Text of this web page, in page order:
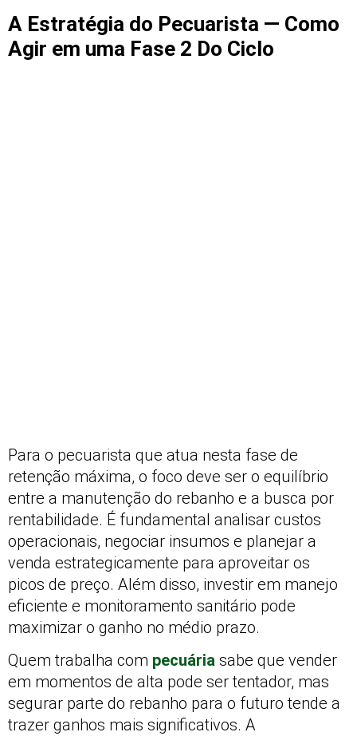
A Estratégia do Pecuarista — Como
Agir em uma Fase 2 Do Ciclo
Para o pecuarista que atua nesta fase de
retenção máxima, o foco deve ser o equilíbrio
entre a manutenção do rebanho e a busca por
rentabilidade. É fundamental analisar custos
operacionais, negociar insumos e planejar a
venda estrategicamente para aproveitar os
picos de preço. Além disso, investir em manejo
eficiente e monitoramento sanitário pode
maximizar o ganho no médio prazo.
Quem trabalha com pecuária sabe que vender
em momentos de alta pode ser tentador, mas
segurar parte do rebanho para o futuro tende a
trazer ganhos mais significativos. A